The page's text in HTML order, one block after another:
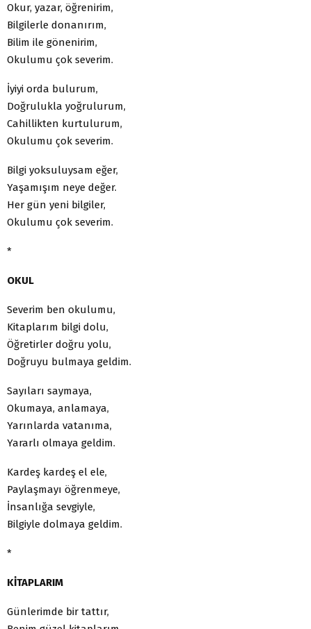
Okur, yazar, öğrenirim,
Bilgilerle donanırım,
Bilim ile gönenirim,
Okulumu çok severim.
İyiyi orda bulurum,
Doğrulukla yoğrulurum,
Cahillikten kurtulurum,
Okulumu çok severim.
Bilgi yoksuluysam eğer,
Yaşamışım neye değer.
Her gün yeni bilgiler,
Okulumu çok severim.
*
OKUL
Severim ben okulumu,
Kitaplarım bilgi dolu,
Öğretirler doğru yolu,
Doğruyu bulmaya geldim.
Sayıları saymaya,
Okumaya, anlamaya,
Yarınlarda vatanıma,
Yararlı olmaya geldim.
Kardeş kardeş el ele,
Paylaşmayı öğrenmeye,
İnsanlığa sevgiyle,
Bilgiyle dolmaya geldim.
*
KİTAPLARIM
Günlerimde bir tattır,